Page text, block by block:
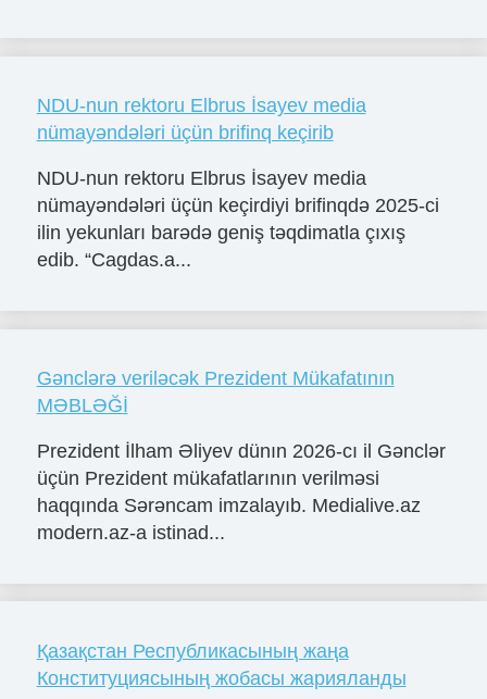
NDU-nun rektoru Elbrus İsayev media
nümayəndələri üçün brifinq keçirib
NDU-nun rektoru Elbrus İsayev media
nümayəndələri üçün keçirdiyi brifinqdə 2025-ci
ilin yekunları barədə geniş təqdimatla çıxış
edib. “Cagdas.a...
Gənclərə veriləcək Prezident Mükafatının
MƏBLƏĞİ
Prezident İlham Əliyev dünın 2026-cı il Gənclər
üçün Prezident mükafatlarının verilməsi
haqqında Sərəncam imzalayıb. Medialive.az
modern.az-a istinad...
Қазақстан Республикасының жаңа
Конституциясының жобасы жарияланды